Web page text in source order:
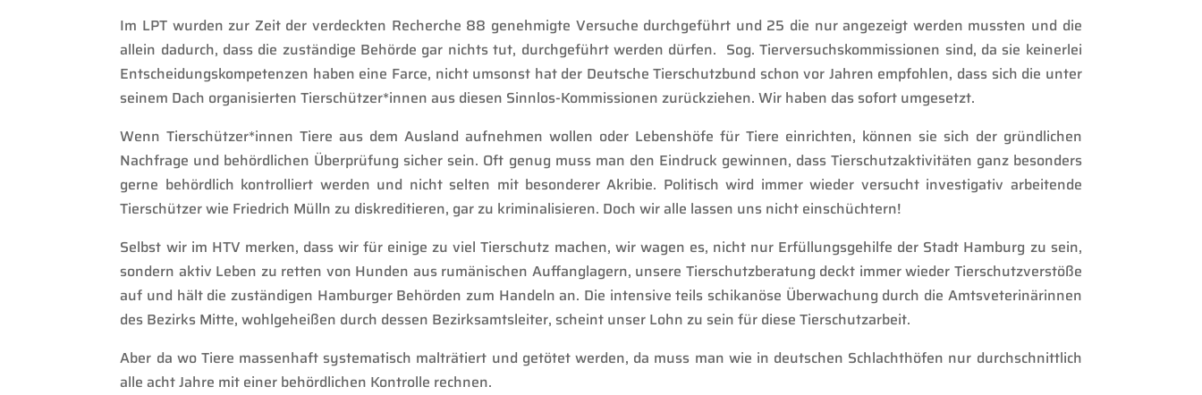
Im LPT wurden zur Zeit der verdeckten Recherche 88 genehmigte Versuche durchgeführt und 25 die nur angezeigt werden mussten und die
allein dadurch, dass die zuständige Behörde gar nichts tut, durchgeführt werden dürfen. Sog. Tierversuchskommissionen sind, da sie keinerlei
Entscheidungskompetenzen haben eine Farce, nicht umsonst hat der Deutsche Tierschutzbund schon vor Jahren empfohlen, dass sich die unter
seinem Dach organisierten Tierschützer*innen aus diesen Sinnlos-Kommissionen zurückziehen. Wir haben das sofort umgesetzt.
Wenn Tierschützer*innen Tiere aus dem Ausland aufnehmen wollen oder Lebenshöfe für Tiere einrichten, können sie sich der gründlichen
Nachfrage und behördlichen Überprüfung sicher sein. Oft genug muss man den Eindruck gewinnen, dass Tierschutzaktivitäten ganz besonders
gerne behördlich kontrolliert werden und nicht selten mit besonderer Akribie. Politisch wird immer wieder versucht investigativ arbeitende
Tierschützer wie Friedrich Mülln zu diskreditieren, gar zu kriminalisieren. Doch wir alle lassen uns nicht einschüchtern!
Selbst wir im HTV merken, dass wir für einige zu viel Tierschutz machen, wir wagen es, nicht nur Erfüllungsgehilfe der Stadt Hamburg zu sein,
sondern aktiv Leben zu retten von Hunden aus rumänischen Auffanglagern, unsere Tierschutzberatung deckt immer wieder Tierschutzverstöße
auf und hält die zuständigen Hamburger Behörden zum Handeln an. Die intensive teils schikanöse Überwachung durch die Amtsveterinärinnen
des Bezirks Mitte, wohlgeheißen durch dessen Bezirksamtsleiter,scheint unser Lohn zu sein für diese Tierschutzarbeit.
Aber da wo Tiere massenhaft systematisch malträtiert und getötet werden, da muss man wie in deutschen Schlachthöfen nur durchschnittlich
alle achtJahre mit einer behördlichen Kontrolle rechnen.